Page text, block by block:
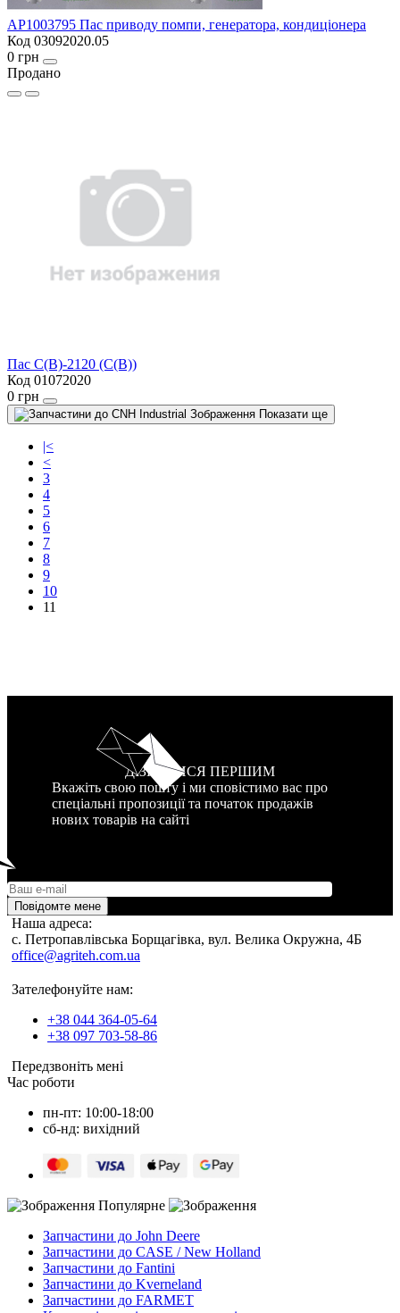
AP1003795 Пас приводу помпи, генератора, кондиціонера
Код 03092020.05
0 грн
Продано
Пас C(B)-2120 (C(B))
Код 01072020
0 грн
Показати ще
|<
<
3
4
5
6
7
8
9
10
11
ДІЗНАТИСЯ ПЕРШИМ
Вкажіть свою пошту і ми сповістимо вас про
спеціальні пропозиції та початок продажів
нових товарів на сайті
Повідомте мене
Наша адреса:
c. Петропавлівська Борщагівка, вул. Велика Окружна, 4Б
office@agriteh.com.ua
Зателефонуйте нам:
+38 044 364-05-64
+38 097 703-58-86
Передзвоніть мені
Час роботи
пн-пт: 10:00-18:00
сб-нд: вихідний
Популярне
Запчастини до John Deere
Запчастини до CASE / New Holland
Запчастини до Fantini
Запчастини до Kverneland
Запчастини до FARMET